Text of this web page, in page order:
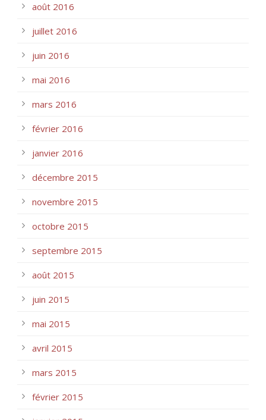
août 2016
juillet 2016
juin 2016
mai 2016
mars 2016
février 2016
janvier 2016
décembre 2015
novembre 2015
octobre 2015
septembre 2015
août 2015
juin 2015
mai 2015
avril 2015
mars 2015
février 2015